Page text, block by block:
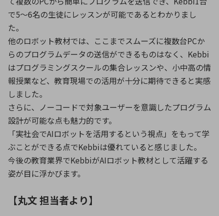
で5〜6名の生徒にレッスンが可能であるとわかりまし
た。
他のロボット教材では、ここまでスムーズに複数台PCか
らのプログラムデータの送信ができるものはなく、Kebbi
はプログラミングスクールの集合レッスンや、小中高の情
報授業など、教育現場での活用が十分に期待できると実感
しました。
さらに、ノーコードで対象ユーザーを意識したプログラム
設計が可能な点も魅力的です。
「実社会でAIロボットを活用するという視点」をもって学
ぶことができる点でKebbiは優れていると感じました。
今後の教育業界でKebbiがAIロボット教材として活躍する
姿が目に浮かびます。
【丸文 担当者より】